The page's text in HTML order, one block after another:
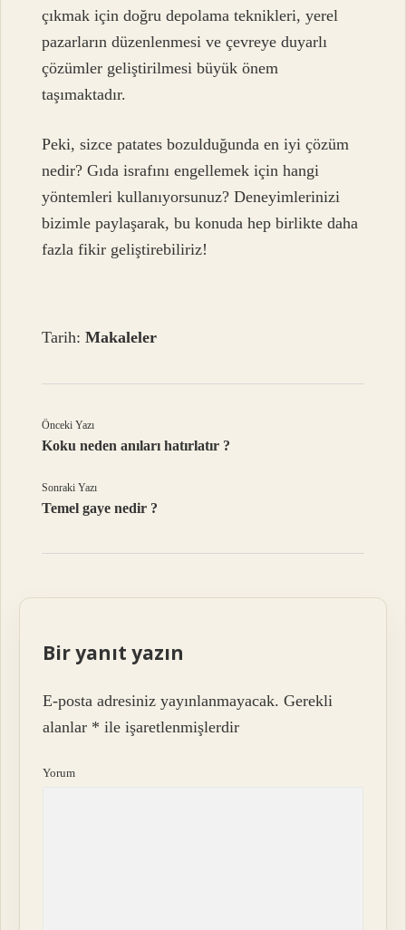
çıkmak için doğru depolama teknikleri, yerel
pazarların düzenlenmesi ve çevreye duyarlı
çözümler geliştirilmesi büyük önem
taşımaktadır.
Peki, sizce patates bozulduğunda en iyi çözüm
nedir? Gıda israfını engellemek için hangi
yöntemleri kullanıyorsunuz? Deneyimlerinizi
bizimle paylaşarak, bu konuda hep birlikte daha
fazla fikir geliştirebiliriz!
Tarih:Makaleler
Önceki Yazı
Koku neden anıları hatırlatır ?
Sonraki Yazı
Temel gaye nedir ?
Bir yanıt yazın
E-posta adresiniz yayınlanmayacak. Gerekli
alanlar * ile işaretlenmişlerdir
Yorum